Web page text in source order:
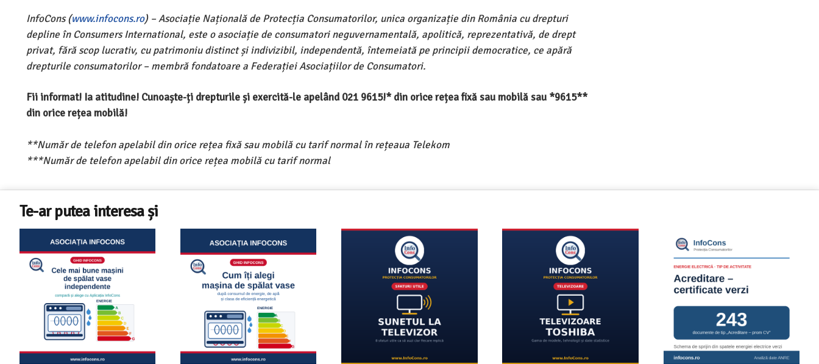
InfoCons (www.infocons.ro) – Asociație Națională de Protecția Consumatorilor, unica organizație din România cu drepturi
depline în Consumers International, este o asociație de consumatori neguvernamentală, apolitică, reprezentativă, de drept
privat, fără scop lucrativ, cu patrimoniu distinct și indivizibil, independentă, întemeiată pe principii democratice, ce apără
drepturile consumatorilor – membră fondatoare a Federației Asociațiilor de Consumatori.
Fii informat! Ia atitudine! Cunoaște-ți drepturile și exercită-le apelând 021 9615!* din orice rețea fixă sau mobilă sau *9615**
din orice rețea mobilă!
**Număr de telefon apelabil din orice rețea fixă sau mobilă cu tarif normal în rețeaua Telekom
***Număr de telefon apelabil din orice rețea mobilă cu tarif normal
Te-ar putea interesa și